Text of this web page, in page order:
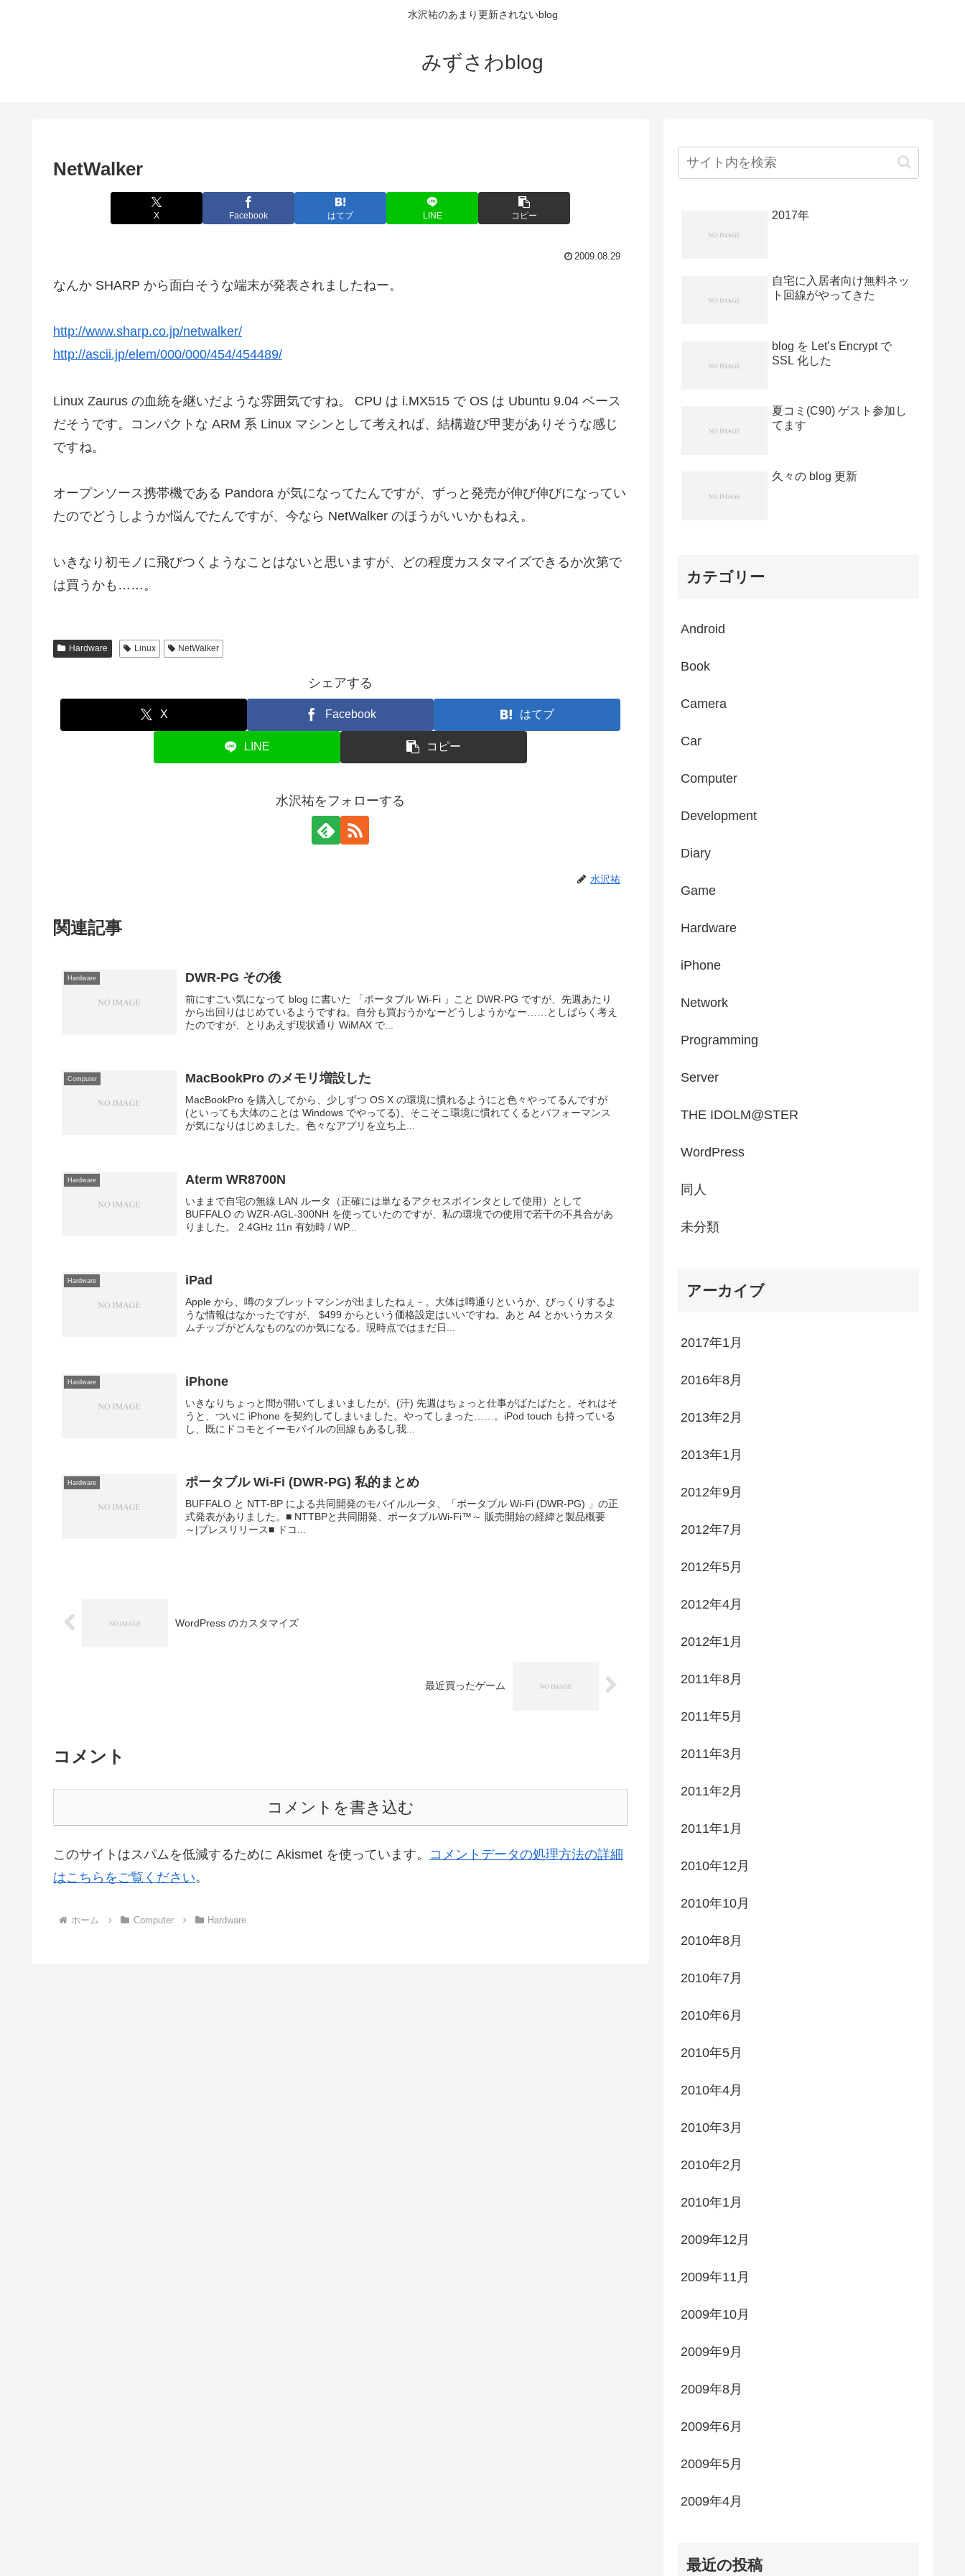
水沢祐のあまり更新されないblog
みずさわblog
NetWalker
X Facebook はてブ LINE コピー
2009.08.29
なんか SHARP から面白そうな端末が発表されましたねー。
http://www.sharp.co.jp/netwalker/
http://ascii.jp/elem/000/000/454/454489/
Linux Zaurus の血統を継いだような雰囲気ですね。 CPU は i.MX515 で OS は Ubuntu 9.04 ベース
だそうです。コンパクトな ARM 系 Linux マシンとして考えれば、結構遊び甲斐がありそうな感じ
ですね。
オープンソース携帯機である Pandora が気になってたんですが、ずっと発売が伸び伸びになってい
たのでどうしようか悩んでたんですが、今なら NetWalker のほうがいいかもねえ。
いきなり初モノに飛びつくようなことはないと思いますが、どの程度カスタマイズできるか次第で
は買うかも……。
Hardware Linux NetWalker
シェアする
X Facebook はてブ
LINE コピー
水沢祐をフォローする
水沢祐
関連記事
Hardware DWR-PG その後
前にすごい気になって blog に書いた 「ポータブル Wi-Fi 」こと DWR-PG ですが、先週あたり
から出回りはじめているようですね。自分も買おうかなーどうしようかなー……としばらく考え
たのですが、とりあえず現状通り WiMAX で...
Computer MacBookPro のメモリ増設した
MacBookPro を購入してから、少しずつ OS X の環境に慣れるようにと色々やってるんですが
(といっても大体のことは Windows でやってる)、そこそこ環境に慣れてくるとパフォーマンス
が気になりはじめました。色々なアプリを立ち上...
Hardware Aterm WR8700N
いままで自宅の無線 LAN ルータ（正確には単なるアクセスポインタとして使用）として
BUFFALO の WZR-AGL-300NH を使っていたのですが、私の環境での使用で若干の不具合があ
りました。 2.4GHz 11n 有効時 / WP...
Hardware iPad
Apple から、噂のタブレットマシンが出ましたねぇ－。大体は噂通りというか、びっくりするよ
うな情報はなかったですが、 $499 からという価格設定はいいですね。あと A4 とかいうカスタ
ムチップがどんなものなのか気になる。現時点ではまだ日...
Hardware iPhone
いきなりちょっと間が開いてしまいましたが。(汗) 先週はちょっと仕事がばたばたと。それはそ
うと、ついに iPhone を契約してしまいました。やってしまった……。iPod touch も持っている
し、既にドコモとイーモバイルの回線もあるし我...
Hardware ポータブル Wi-Fi (DWR-PG) 私的まとめ
BUFFALO と NTT-BP による共同開発のモバイルルータ、「ポータブル Wi-Fi (DWR-PG) 」の正
式発表がありました。■ NTTBPと共同開発、ポータブルWi-Fi™～ 販売開始の経緯と製品概要
～|プレスリリース■ ドコ...
WordPress のカスタマイズ
最近買ったゲーム
コメント
コメントを書き込む
このサイトはスパムを低減するために Akismet を使っています。 コメントデータの処理方法の詳細
はこちらをご覧ください。
ホーム Computer Hardware
2017年
自宅に入居者向け無料ネッ
ト回線がやってきた
blog を Let’s Encrypt で
SSL 化した
夏コミ(C90) ゲスト参加し
てます
久々の blog 更新
カテゴリー
Android
Book
Camera
Car
Computer
Development
Diary
Game
Hardware
iPhone
Network
Programming
Server
THE IDOLM@STER
WordPress
同人
未分類
アーカイブ
2017年1月
2016年8月
2013年2月
2013年1月
2012年9月
2012年7月
2012年5月
2012年4月
2012年1月
2011年8月
2011年5月
2011年3月
2011年2月
2011年1月
2010年12月
2010年10月
2010年8月
2010年7月
2010年6月
2010年5月
2010年4月
2010年3月
2010年2月
2010年1月
2009年12月
2009年11月
2009年10月
2009年9月
2009年8月
2009年6月
2009年5月
2009年4月
最近の投稿